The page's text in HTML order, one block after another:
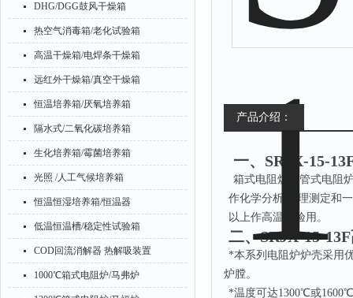
DHG/DGG鼓风干燥箱
热空气消毒箱/老化试验箱
高温干燥箱/电焊条干燥箱
远红外干燥箱/真空干燥箱
恒温培养箱/厌氧培养箱
隔水式/二氧化碳培养箱
生化培养箱/霉菌培养箱
光照 /人工气候培养箱
恒温恒湿培养箱/恒温器
低温恒温槽/稳定性试验箱
COD回流消解器 热解吸装置
1000℃箱式电阻炉/马弗炉
产品介绍：
一、 SRJX-15-
箱式电阻炉和管式电阻
作化学分析.物理测定和
以上作高温试
二、SRJX-15-
*本系列电阻炉炉壳采用
炉膛。
*温度可达1300℃或